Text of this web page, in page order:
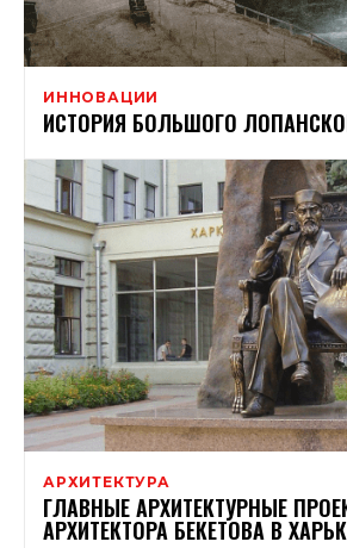
ИННОВАЦИИ
ИСТОРИЯ БОЛЬШОГО
АРХИТЕКТУРА
ГЛАВНЫЕ АРХИТЕКТУРНЫЕ
АРХИТЕКТОРА БЕКЕТОВА В